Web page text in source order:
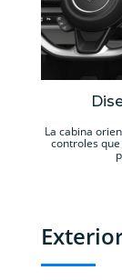
La cabina
controles